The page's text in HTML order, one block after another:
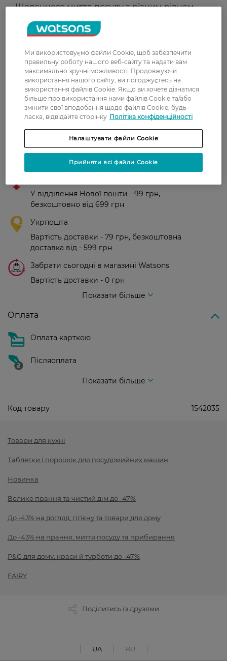
Щоденного миття посуду з різним рівнем
Країна-виробник:Польща
Рейтинг та відгуки
0 0 відгуків
Доставка
У відділення Нової пошти - 99 грн,
безкоштовно від 699 грн
Укрпошта
Вартість доставки - 79 грн, безкоштовна
доставка від - 599 грн
Забрати сьогодні в магазині Watsons
Вартість доставки - 0 грн
Показати більше
Оплата
Оплата карткою
Післяоплата
Показати більше
Код товару 1542035
Товари для кухні
Таблетки і порошок для посудомийних машин
Новинка
Велике прання та чистий дім до -47%
До -43% на догляд, гігієну та товари для дому
До -43% на прання, миття посуду та прибирання
P&G для дому, краси й турботи до -47%
FAIRY
Поділитись із друзями
UA RU
Ми використовуємо файли Cookie, щоб забезпечити
правильну роботу нашого веб-сайту та надати вам
максимально зручні можливості. Продовжуючи
використання нашого сайту, ви погоджуєтесь на
використання файлів Cookie. Якщо ви хочете дізнатися
більше про використання нами файлів Cookie та/або
змінити свої вподобання щодо файлів Cookie, будь
ласка, відвідайте сторінку Політіка конфіденційності
Налаштувати файли Cookie
Прийняти всі файли Cookie